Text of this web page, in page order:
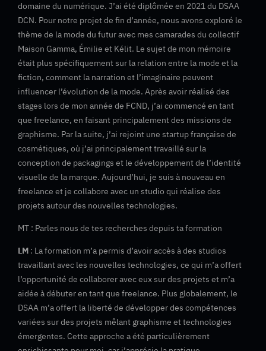
domaine du numérique. J’ai été diplômée en 2021 du DSAA
DCN. Pour notre projet de fin d’année, nous avons exploré le
thème de la mode du futur avec mes camarades du collectif
Maison Gamma, Émilie et Kélit. Le sujet de mon mémoire
était plus spécifiquement sur la relation entre la mode et la
fiction, comment la narration et l’imaginaire peuvent
influencer l’évolution de la mode. Après avoir réalisé des
stages lors de mon année de FCND, j’ai commencé en tant
que freelance, en faisant principalement des missions de
graphisme. Par la suite, j’ai rejoint une startup française de
cosmétiques, où j’ai principalement travaillé sur la
conception de packagings et le développement de l’identité
visuelle de la marque. Aujourd’hui, je suis à nouveau en
freelance et je collabore avec un studio qui réalise des
projets autour des nouvelles technologies.
MT : Parles nous de tes recherches depuis ta formation
LM : La formation m’a permis d’avoir accès à des studios
travaillant avec les nouvelles technologies, ce qui m’a offert
l’opportunité de collaborer avec eux sur des projets et m’a
aidée à débuter en tant que freelance. Plus globalement, le
DSAA m’a offert la liberté de développer des compétences
variées sur des projets mêlant graphisme et technologies
émergentes. Cette approche a été particulièrement